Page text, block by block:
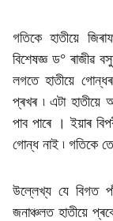
গতিকে হাতীয়ে
বিশেষজ্ঞ ড° ৰাজীৱ
লগতে হাতীয়ে
প্ৰখৰ ৷ এটা হাতীয়ে
পাব পাৰে । ইয়াৰ
গোন্ধ নাই ৷ গতিকে
উল্লেখ্য যে বিগত
জনাঞ্চলত হাতীয়ে